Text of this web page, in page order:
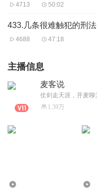
4713 50:02
433.几条很难触犯的刑法
4688 47:18
主播信息
麦客说
1.39万